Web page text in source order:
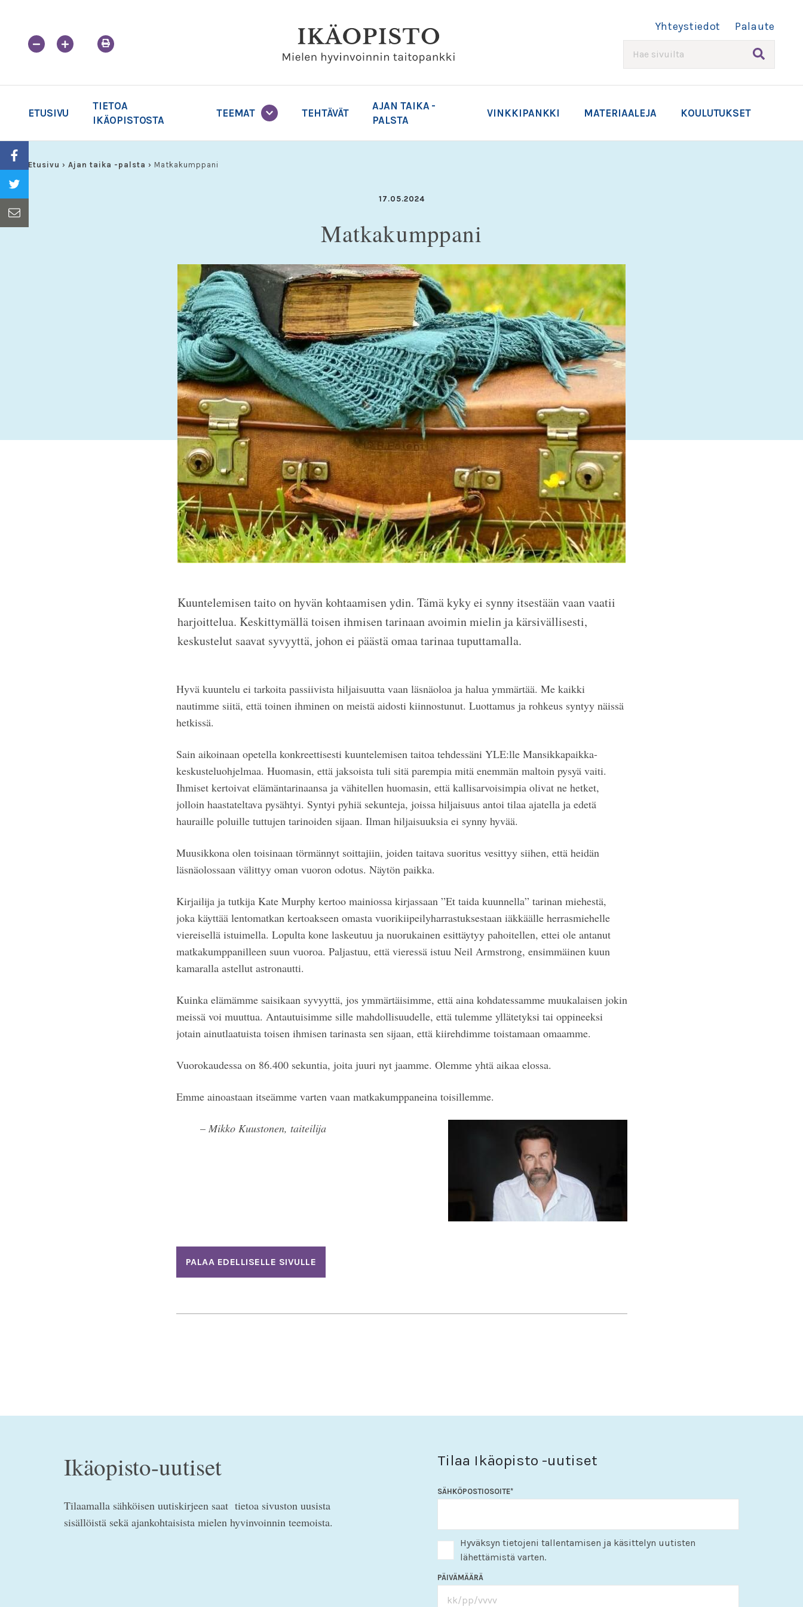
Yhteystiedot Palaute
ETUSIVU
TIETOA
IKÄOPISTOSTA
TEEMAT TEHTÄVÄT
AJAN TAIKA -
PALSTA
VINKKIPANKKI MATERIAALEJA KOULUTUKSET
Etusivu › Ajan taika -palsta › Matkakumppani
17.05.2024
Matkakumppani
Kuuntelemisen taito on hyvän kohtaamisen ydin. Tämä kyky ei synny itsestään vaan vaatii
harjoittelua. Keskittymällä toisen ihmisen tarinaan avoimin mielin ja kärsivällisesti,
keskustelut saavat syvyyttä, johon ei päästä omaa tarinaa tuputtamalla.
Hyvä kuuntelu ei tarkoita passiivista hiljaisuutta vaan läsnäoloa ja halua ymmärtää. Me kaikki
nautimme siitä, että toinen ihminen on meistä aidosti kiinnostunut. Luottamus ja rohkeus syntyy näissä
hetkissä.
Sain aikoinaan opetella konkreettisesti kuuntelemisen taitoa tehdessäni YLE:lle Mansikkapaikka-
keskusteluohjelmaa. Huomasin, että jaksoista tuli sitä parempia mitä enemmän maltoin pysyä vaiti.
Ihmiset kertoivat elämäntarinaansa ja vähitellen huomasin, että kallisarvoisimpia olivat ne hetket,
jolloin haastateltava pysähtyi. Syntyi pyhiä sekunteja, joissa hiljaisuus antoi tilaa ajatella ja edetä
hauraille poluille tuttujen tarinoiden sijaan. Ilman hiljaisuuksia ei synny hyvää.
Muusikkona olen toisinaan törmännyt soittajiin, joiden taitava suoritus vesittyy siihen, että heidän
läsnäolossaan välittyy oman vuoron odotus. Näytön paikka.
Kirjailija ja tutkija Kate Murphy kertoo mainiossa kirjassaan ”Et taida kuunnella” tarinan miehestä,
joka käyttää lentomatkan kertoakseen omasta vuorikiipeilyharrastuksestaan iäkkäälle herrasmiehelle
viereisellä istuimella. Lopulta kone laskeutuu ja nuorukainen esittäytyy pahoitellen, ettei ole antanut
matkakumppanilleen suun vuoroa. Paljastuu, että vieressä istuu Neil Armstrong, ensimmäinen kuun
kamaralla astellut astronautti.
Kuinka elämämme saisikaan syvyyttä, jos ymmärtäisimme, että aina kohdatessamme muukalaisen jokin
meissä voi muuttua. Antautuisimme sille mahdollisuudelle, että tulemme yllätetyksi tai oppineeksi
jotain ainutlaatuista toisen ihmisen tarinasta sen sijaan, että kiirehdimme toistamaan omaamme.
Vuorokaudessa on 86.400 sekuntia, joita juuri nyt jaamme. Olemme yhtä aikaa elossa.
Emme ainoastaan itseämme varten vaan matkakumppaneina toisillemme.
– Mikko Kuustonen, taiteilija
PALAA EDELLISELLE SIVULLE
Ikäopisto-uutiset
Tilaamalla sähköisen uutiskirjeen saat tietoa sivuston uusista
sisällöistä sekä ajankohtaisista mielen hyvinvoinnin teemoista.
Tilaa Ikäopisto -uutiset
SÄHKÖPOSTIOSOITE*
Hyväksyn tietojeni tallentamisen ja käsittelyn uutisten
lähettämistä varten.
PÄIVÄMÄÄRÄ